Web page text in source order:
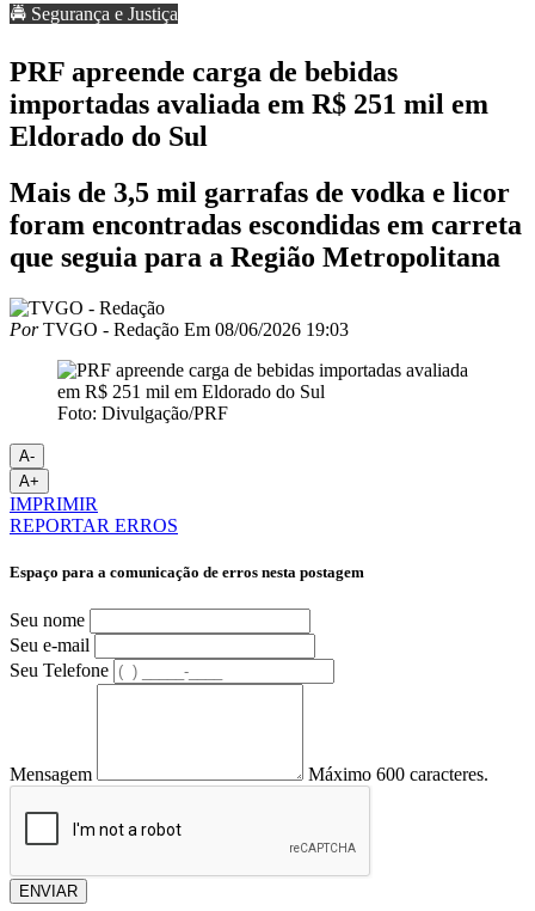
🚔 Segurança e Justiça
PRF apreende carga de bebidas
importadas avaliada em R$ 251 mil em
Eldorado do Sul
Mais de 3,5 mil garrafas de vodka e licor
foram encontradas escondidas em carreta
que seguia para a Região Metropolitana
PorTVGO - Redação Em 08/06/2026 19:03
Foto: Divulgação/PRF
A-
A+
IMPRIMIR
REPORTAR ERROS
Espaço para a comunicação de erros nesta postagem
Seu nome
Seu e-mail
Seu Telefone
Mensagem Máximo 600 caracteres.
ENVIAR